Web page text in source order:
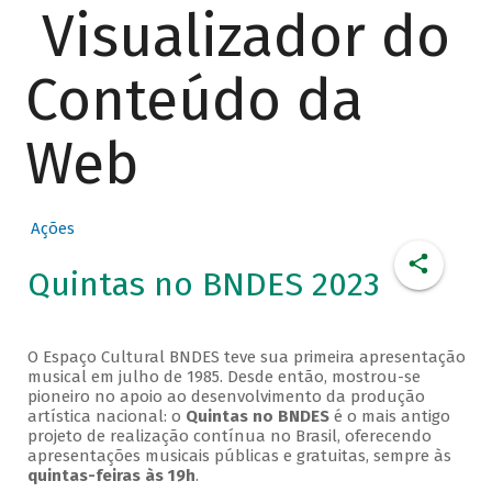
Visualizador do
Conteúdo da
Web
Ações
Quintas no BNDES 2023
O Espaço Cultural BNDES teve sua primeira apresentação
musical em julho de 1985. Desde então, mostrou-se
pioneiro no apoio ao desenvolvimento da produção
artística nacional: o Quintas no BNDESé o mais antigo
projeto de realização contínua no Brasil, oferecendo
apresentações musicais públicas e gratuitas, sempre às
quintas-feiras às 19h.